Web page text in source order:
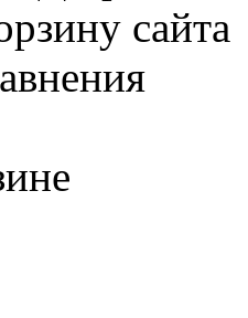
сайта